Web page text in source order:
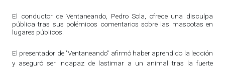
El conductor de Ventaneando, Pedro Sola, ofrece una disculpa
pública tras sus polémicos comentarios sobre las mascotas en
lugares públicos.
El presentador de "Ventaneando" afirmó haber aprendido la lección
y aseguró ser incapaz de lastimar a un animal tras la fuerte